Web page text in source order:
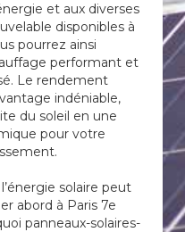
et aux diverses
disponibles à
pourrez ainsi
performant et
Le rendement
indéniable,
du soleil en une
pour votre
solaire peut
abord à Paris 7e
panneaux-solaires-